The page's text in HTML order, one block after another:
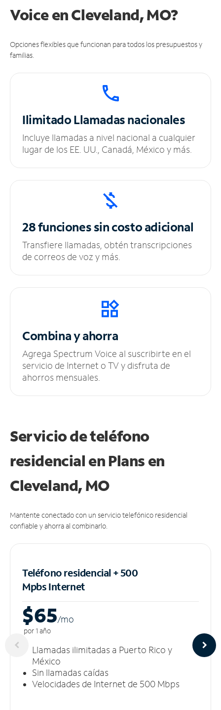
Voice en Cleveland, MO?
Opciones flexibles que funcionan para todos los presupuestos y
familias.
IlimitadoLlamadas nacionales
Incluye llamadas a nivel nacional a cualquier
lugar de los EE. UU., Canadá, México y más.
28 funciones sincosto adicional
Transfiere llamadas, obtén transcripciones
de correos de voz y más.
Combina y ahorra
Agrega Spectrum Voice al suscribirte en el
servicio de Internet o TV y disfruta de
ahorros mensuales.
Servicio de teléfono
residencial en Plans en
Cleveland, MO
Mantente conectado con un servicio telefónico residencial
confiable y ahorra al combinarlo.
Teléfono residencial + 500
MpbsInternet
$65/mo
por 1 año
Llamadas ilimitadas a Puerto Rico y
México
Sin llamadas caídas
Velocidades de Internet de 500 Mbps